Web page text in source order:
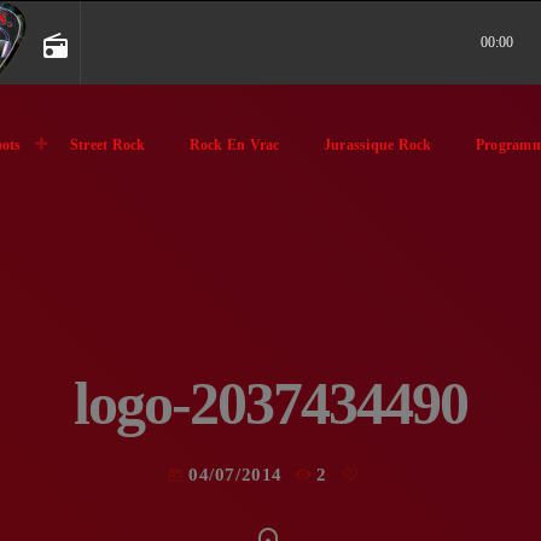
radio 00:00
Street Rock Rock En Vrac Jurassique Rock
logo-2037434490
04/07/2014 2